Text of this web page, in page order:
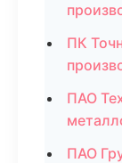
ПК
ПАО
ПАО